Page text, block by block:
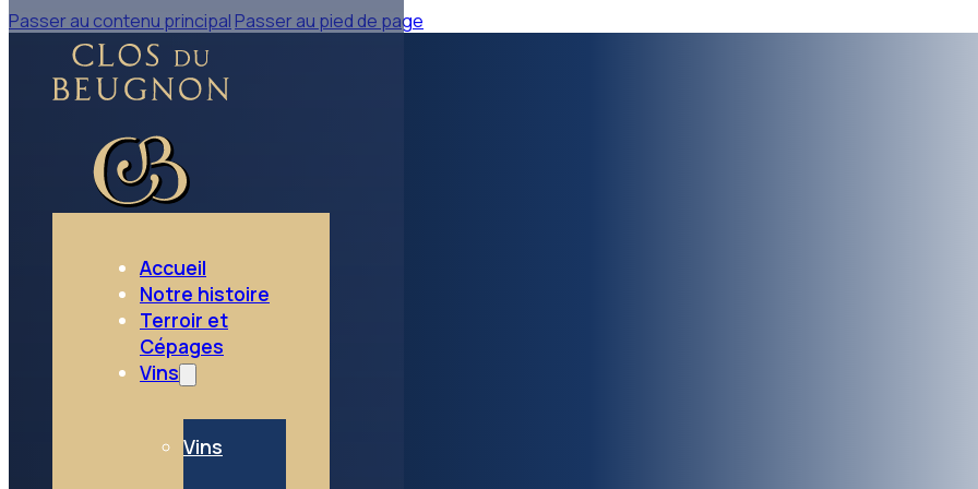
Passer au contenu principal Passer au pied de page
Accueil
Notre histoire
Terroir et
Cépages
Vins
Vins
retour aux Vins rouges
Vins rouges